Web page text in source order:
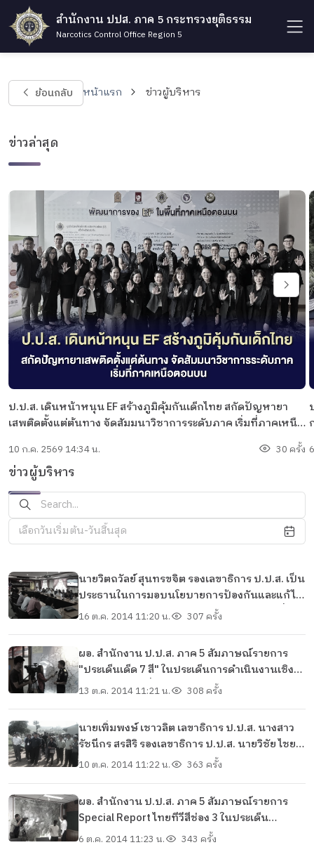
สำนักงาน ปปส. ภาค 5 กระทรวงยุติธรรม
Narcotics Control Office Region 5
ย้อนกลับ หน้าแรก ข่าวผู้บริหาร
ข่าวล่าสุด
ป.ป.ส. เดินหน้าหนุน EF สร้างภูมิคุ้มกันเด็กไทย สกัดปัญหายา
เสพติดตั้งแต่ต้นทาง จัดสัมมนาวิชาการระดับภาค เริ่มที่ภาคเหนือ
10 ก.ค. 2569 14:34 น. 30 ครั้ง
ข่าวผู้บริหาร
เลือกวันเริ่มต้น-วันสิ้นสุด
นายวิตถวัลย์ สุนทรขจิต รองเลขาธิการ ป.ป.ส. เป็น
ประธานในการมอบนโยบายการป้องกันและแก้ไข
ปัญหายาเสพติดให้กับผู้บริหารและเจ้าหน้าที่
ปรามยาเสพติดส่วนหน้า
16 ต.ค. 2014 11:20 น. 307 ครั้ง
ผอ. สำนักงาน ป.ป.ส. ภาค 5 สัมภาษณ์รายการ
"ประเด็นเด็ด 7 สี" ในประเด็นการดำเนินงานเชิง
รุกกับประเทศเพื่อนบ้าน
13 ต.ค. 2014 11:21 น. 308 ครั้ง
นายเพิ่มพงษ์ เชาวลิต เลขาธิการ ป.ป.ส. นางสาว
รัชนีกร สรสิริ รองเลขาธิการ ป.ป.ส. นายวิชัย ไชย
มงคล ผอ. ปปส. ภาค 5 เข้าร่วมการประชุมคณะ
พัฒนาทางเลือกเพื่อชีวิตความเป็นอยู่ที่ยั่งยืน ไทย-
เมียนมาร์ครั้งที่ 2
10 ต.ค. 2014 11:22 น. 363 ครั้ง
ผอ. สำนักงาน ป.ป.ส. ภาค 5 สัมภาษณ์รายการ
Special Report ไทยทีวีสีช่อง 3 ในประเด็น
“สถานการณ์ปัญหายาเสพติดตามแนวชายแดน
6 ต.ค. 2014 11:23 น. 343 ครั้ง